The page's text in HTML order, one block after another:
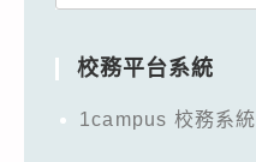
校務平台系統
1campus 校務系統